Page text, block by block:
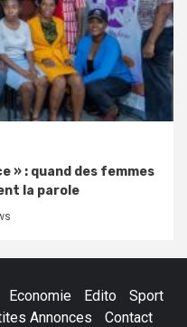
» : quand des femmes
la parole
Economie Edito
Sport
Annonces Contact